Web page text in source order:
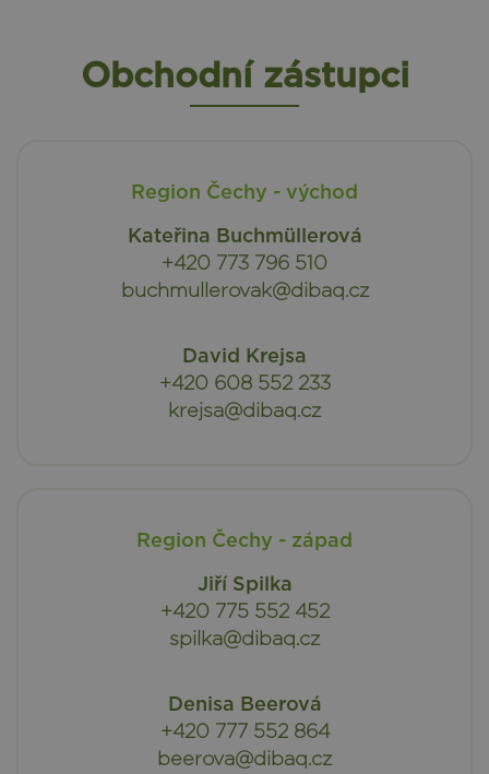
Obchodní zástupci
Region Čechy - východ
Kateřina Buchmüllerová
+420 773 796 510
buchmullerovak@dibaq.cz
David Krejsa
+420 608 552 233
krejsa@dibaq.cz
Region Čechy - západ
Jiří Spilka
+420 775 552 452
spilka@dibaq.cz
Denisa Beerová
+420 777 552 864
beerova@dibaq.cz